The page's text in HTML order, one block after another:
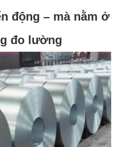
động – mà nằm ở
đo lường